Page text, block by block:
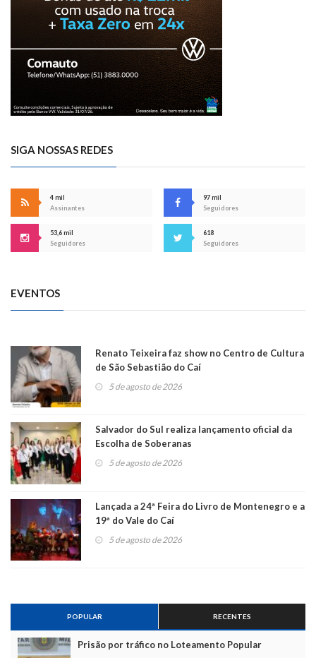
SIGA NOSSAS REDES
4 mil
Assinantes
97 mil
Seguidores
53,6 mil
Seguidores
618
Seguidores
EVENTOS
Renato Teixeira faz show no Centro de Cultura
de São Sebastião do Caí
5 de agosto de 2026
Salvador do Sul realiza lançamento oficial da
Escolha de Soberanas
5 de agosto de 2026
Lançada a 24ª Feira do Livro de Montenegro e a
19ª do Vale do Caí
5 de agosto de 2026
POPULAR RECENTES
Prisão por tráfico no Loteamento Popular